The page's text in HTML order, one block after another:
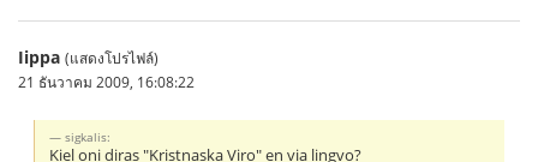
Iippa (แสดงโปรไฟล์)
21 ธันวาคม 2009, 16:08:22
sigkalis:
Kiel oni diras "Kristnaska Viro" en via lingvo?